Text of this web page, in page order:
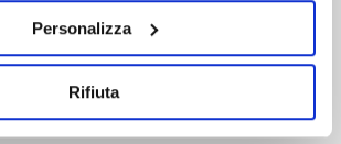
Personalizza
Rifiuta
Chi siamo